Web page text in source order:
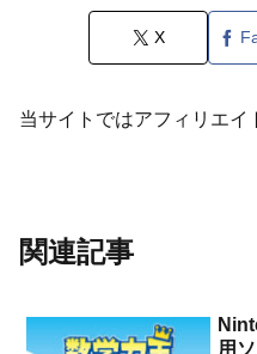
X
当サイトではアフィリエイ
関連記事
用